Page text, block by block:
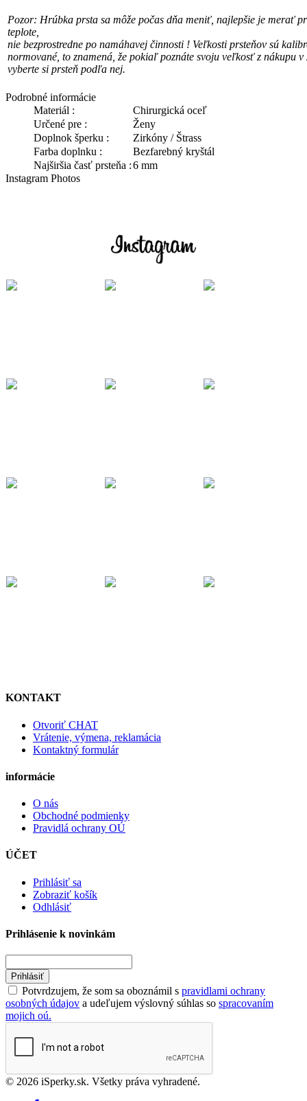
Pozor: Hrúbka prsta sa môže počas dňa meniť, najlepšie je merať
teplote,
nie bezprostredne po namáhavej činnosti ! Veľkosti prsteňov sú
normované, to znamená, že pokiaľ poznáte svoju veľkosťz nákupu v
vyberte si prsteň podľa nej.
Podrobné informácie
Materiál :
Chirurgická oceľ
Určené pre :
Ženy
Doplnok šperku :
Zirkóny / Štrass
Farba doplnku :
Bezfarebný kryštál
Najširšia časť prsteňa :6 mm
Instagram Photos
KONTAKT
Otvoriť CHAT
Vrátenie, výmena, reklamácia
Kontaktný formulár
informácie
O nás
Obchodné podmienky
Pravidlá ochrany OÚ
ÚČET
Prihlásiť sa
Zobraziť košík
Odhlásiť
Prihlásenie k novinkám
Prihlásiť
Potvrdzujem, že som sa oboznámil s pravidlami ochrany
osobných údajov a udeľujem výslovný súhlas so spracovaním
mojich oú.
© 2026 iSperky.sk. Všetky práva vyhradené.